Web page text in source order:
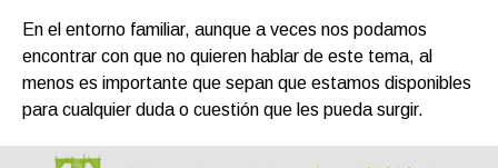
En el entorno familiar, aunque a veces nos podamos
encontrar con que no quieren hablar de este tema, al
menos es importante que sepan que estamos disponibles
para cualquier duda o cuestión que les pueda surgir.